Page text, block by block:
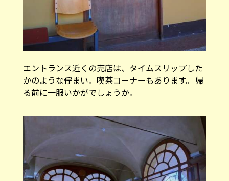
エントランス近くの売店は、タイムスリップした
かのような佇まい。喫茶コーナーもあります。 帰
る前に一服いかがでしょうか。